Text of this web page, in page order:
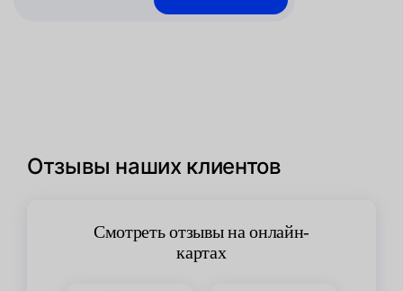
Отзывы наших клиентов
Смотреть отзывы на онлайн-
картах